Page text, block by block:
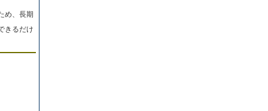
め、長期
きるだけ